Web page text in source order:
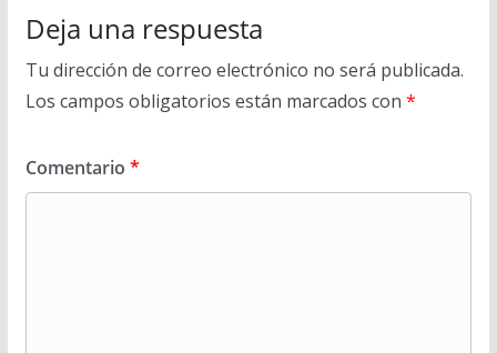
Deja una respuesta
Tu dirección de correo electrónico no será publicada.
Los campos obligatorios están marcados con *
Comentario *